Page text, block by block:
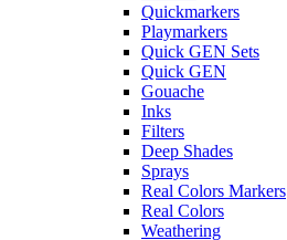
Quickmarkers
Playmarkers
Quick GEN Sets
Quick GEN
Gouache
Inks
Filters
Deep Shades
Sprays
Real Colors Markers
Real Colors
Weathering